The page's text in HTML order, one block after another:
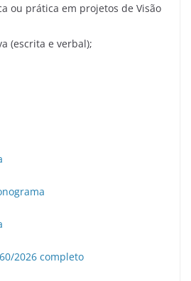
ou prática em projetos de Visão
(escrita e verbal);
2026 completo